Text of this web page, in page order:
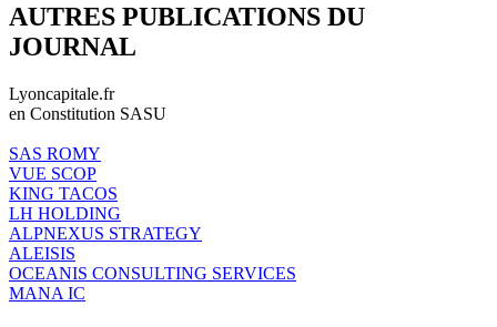
AUTRES PUBLICATIONS DU
JOURNAL
Lyoncapitale.fr
en Constitution SASU
SAS ROMY
VUE SCOP
KING TACOS
LH HOLDING
ALPNEXUS STRATEGY
ALEISIS
OCEANIS CONSULTING SERVICES
MANA IC